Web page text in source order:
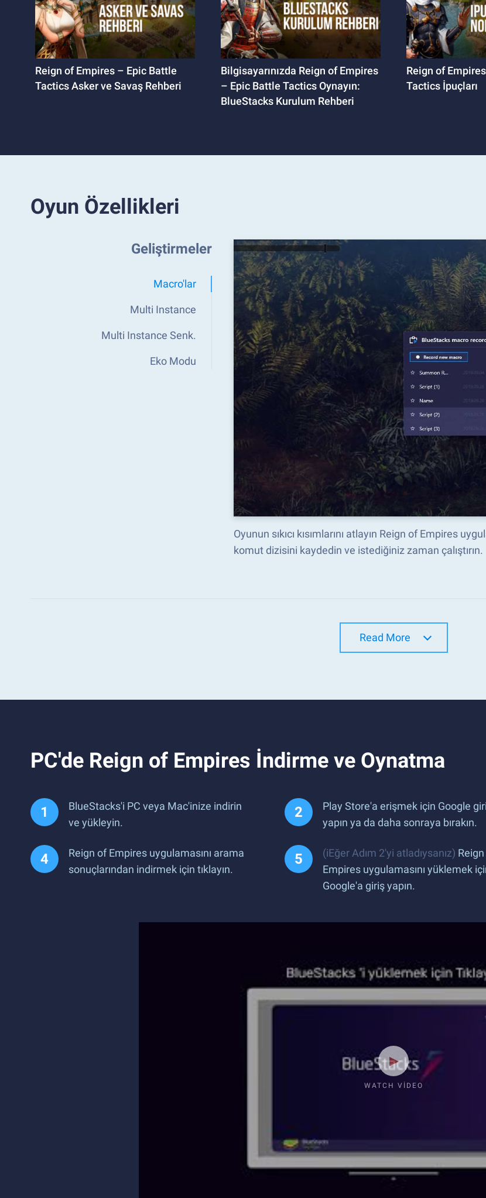
Reign of Empires – Epic Battle
Tactics Asker ve Savaş Rehberi
Bilgisayarınızda Reign of Empires
– Epic Battle Tactics Oynayın:
BlueStacks Kurulum Rehberi
Reign of
Tactics İpuçları
Oyun Özellikleri
Geliştirmeler
Macro'lar
Multi Instance
Multi Instance Senk.
Eko Modu
Oyunun sıkıcı kısımlarını atlayın Reign of Empires
komut dizisini kaydedin ve istediğiniz zaman çalıştırın.
Read More
PC'de Reign of Empires İndirme ve Oynatma
BlueStacks'i PC veya Mac'inize indirin
ve yükleyin.
Play Store'a erişmek için Google
yapın ya da daha sonraya bırakın.
Reign of Empires uygulamasını arama
sonuçlarından indirmek için tıklayın.
(iEğer Adım 2'yi atladıysanız)
Empires uygulamasını yüklemek
Google'a giriş yapın.
WATCH VIDEO